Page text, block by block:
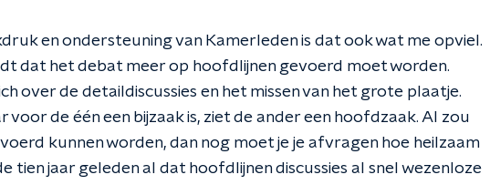
en ondersteuning van Kamerleden is dat ook wat me opviel.
dat het debat meer op hoofdlijnen gevoerd moet worden.
over de detaildiscussies en het missen van het grote plaatje.
voor de één een bijzaak is, ziet de ander een hoofdzaak. Al zou
kunnen worden, dan nog moet je je afvragen hoe heilzaam
tien jaar geleden al dat hoofdlijnen discussies al snel wezenloze